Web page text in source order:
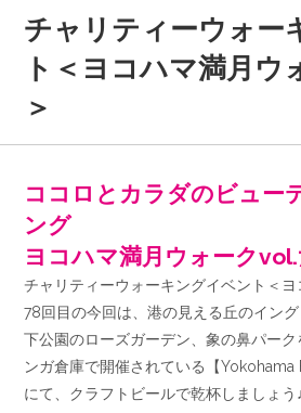
チャリティーウォー
ト＜ヨコハマ満月ウ
＞
ココロとカラダのビュー
ング
ヨコハマ満月ウォーク
チャリティーウォーキングイベント＜ヨ
78回目の今回は、港の見える丘のイン
下公園のローズガーデン、象の鼻パー
ンガ倉庫で開催されている【Yokohama
にて、クラフトビールで乾杯しましょう